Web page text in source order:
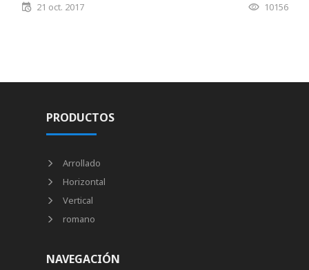
21 oct. 2017 10156
PRODUCTOS
Arrollado
Horizontal
Vertical
romano
NAVEGACIÓN